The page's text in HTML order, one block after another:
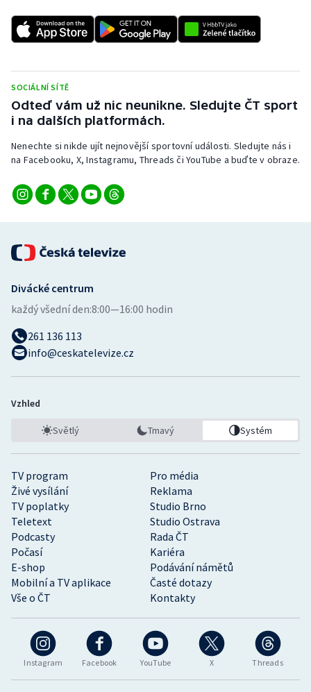
SOCIÁLNÍ SÍTĚ
Odteď vám už nic neunikne. Sledujte ČT sport
i na dalších platformách.
Nenechte si nikde ujít nejnovější sportovní události. Sledujte nás i
na Facebooku, X, Instagramu, Threads či YouTube a buďte v obraze.
Instagram Facebook YouTube X Threads
TV program
Pro média
Živé vysílání
Reklama
TV poplatky
Studio Brno
Teletext
Studio Ostrava
Podcasty
Rada ČT
Počasí
Kariéra
E-shop
Podávání námětů
Mobilní a TV aplikace
Časté dotazy
Vše o ČT
Kontakty
Divácké centrum
každý všední den:8:00—16:00 hodin
261 136 113
info@ceskatelevize.cz
Vzhled
Světlý Tmavý Systém